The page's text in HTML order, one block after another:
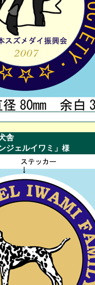
舎
ェルイワミ」 様